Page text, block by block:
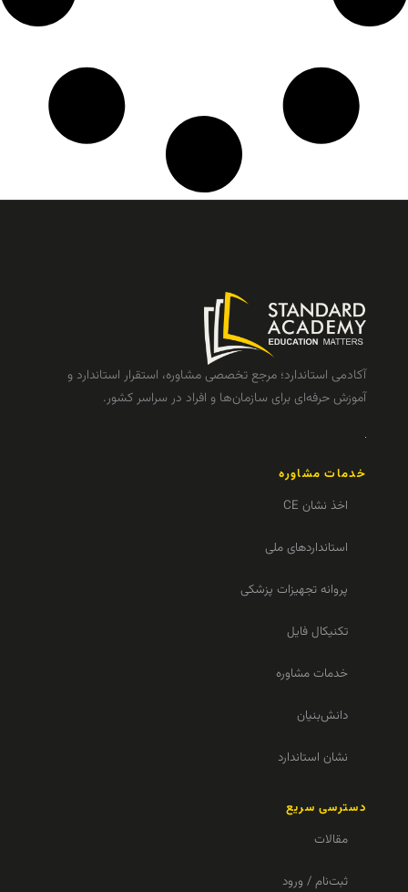
آکادمی استاندارد؛ مرجع تخصصی مشاوره، استقرار استاندارد و
آموزش حرفه‌ای برای سازمان‌ها و افراد در سراسر کشور.
خدمات مشاوره
اخذ نشان CE
استانداردهای ملی
پروانه تجهیزات پزشکی
تکنیکال فایل
خدمات مشاوره
دانش‌بنیان
نشان استاندارد
دسترسی سریع
مقالات
ثبت‌نام / ورود